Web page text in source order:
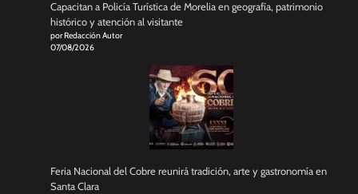
Capacitan a Policía Turística de Morelia en geografía, patrimonio
histórico y atención al visitante
por Redacción Autor
07/08/2026
Feria Nacional del Cobre reunirá tradición, arte y gastronomía en
Santa Clara